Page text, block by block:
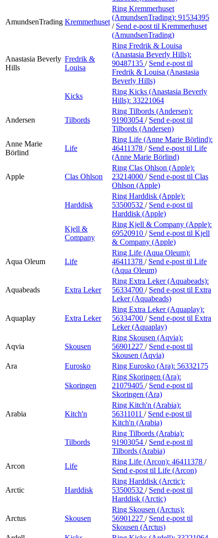
AmundsenTrading Kremmerhuset
Ring Kremmerhuset
(AmundsenTrading): 91534395
/ Send e-post til Kremmerhuset
(AmundsenTrading)
Anastasia Beverly
Hills
Fredrik &
Louisa
Ring Fredrik & Louisa
(Anastasia Beverly Hills):
90487135 / Send e-post til
Fredrik & Louisa (Anastasia
Beverly Hills)
Kicks
Ring Kicks (Anastasia Beverly
Hills): 33221064
Andersen Tilbords
Ring Tilbords (Andersen):
91903054 / Send e-post til
Tilbords (Andersen)
Anne Marie
Börlind
Life
Ring Life (Anne Marie Börlind):
46411378 / Send e-post til Life
(Anne Marie Börlind)
Apple Clas Ohlson
Ring Clas Ohlson (Apple):
23214000 / Send e-post til Clas
Ohlson (Apple)
Harddisk
Ring Harddisk (Apple):
53500532 / Send e-post til
Harddisk (Apple)
Kjell &
Company
Ring Kjell & Company (Apple):
69520910 / Send e-post til Kjell
& Company (Apple)
Aqua Oleum Life
Ring Life (Aqua Oleum):
46411378 / Send e-post til Life
(Aqua Oleum)
Aquabeads Extra Leker
Ring Extra Leker (Aquabeads):
56334700 / Send e-post til Extra
Leker (Aquabeads)
Aquaplay Extra Leker
Ring Extra Leker (Aquaplay):
56334700 / Send e-post til Extra
Leker (Aquaplay)
Aqvia Skousen
Ring Skousen (Aqvia):
56901227 / Send e-post til
Skousen (Aqvia)
Ara
Eurosko Ring Eurosko (Ara): 56332175
Skoringen
Ring Skoringen (Ara):
21079405 / Send e-post til
Skoringen (Ara)
Arabia Kitch'n
Ring Kitch'n (Arabia):
56311011 / Send e-post til
Kitch'n (Arabia)
Tilbords
Ring Tilbords (Arabia):
91903054 / Send e-post til
Tilbords (Arabia)
Arcon
Life
Ring Life (Arcon): 46411378 /
Send e-post til Life (Arcon)
Arctic Harddisk
Ring Harddisk (Arctic):
53500532 / Send e-post til
Harddisk (Arctic)
Arctus Skousen
Ring Skousen (Arctus):
56901227 / Send e-post til
Skousen (Arctus)